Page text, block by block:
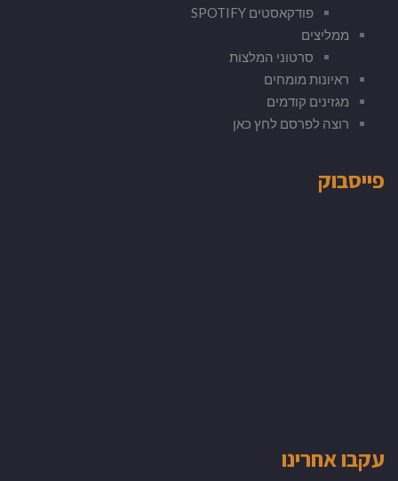
פודקאסטים SPOTIFY
ממליצים
סרטוני המלצות
ראיונות מומחים
מגזינים קודמים
רוצה לפרסם לחץ כאן
פייסבוק
עקבו אחרינו